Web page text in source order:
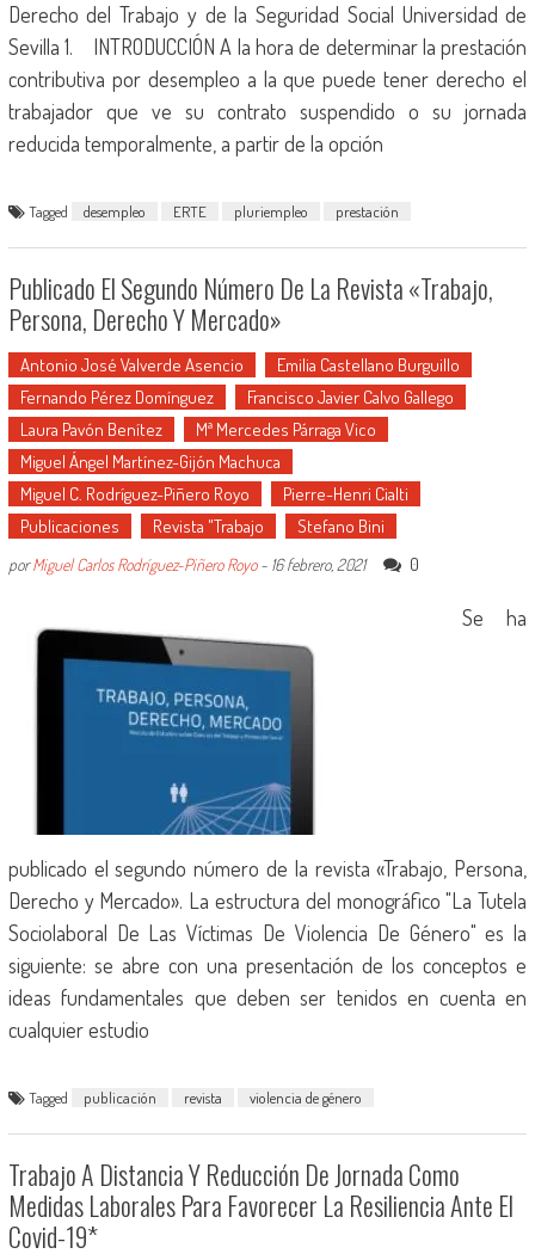
Derecho del Trabajo y de la Seguridad Social Universidad de
Sevilla 1. INTRODUCCIÓN A la hora de determinar la prestación
contributiva por desempleo a la que puede tener derecho el
trabajador que ve su contrato suspendido o su jornada
reducida temporalmente, a partir de la opción
Tagged desempleo ERTE pluriempleo prestación
Publicado El Segundo Número De La Revista «Trabajo,
Persona, Derecho Y Mercado»
Antonio José Valverde Asencio
Emilia Castellano Burguillo
Fernando Pérez Domínguez
Francisco Javier Calvo Gallego
Laura Pavón Benítez
Mª Mercedes Párraga Vico
Miguel Ángel Martínez-Gijón Machuca
Miguel C. Rodríguez-Piñero Royo
Pierre-Henri Cialti
Publicaciones
Revista "Trabajo Stefano Bini
porMiguel Carlos Rodríguez-Piñero Royo- 16 febrero, 2021 0
Se ha
publicado el segundo número de la revista «Trabajo, Persona,
Derecho y Mercado». La estructura del monográfico "La Tutela
Sociolaboral De Las Víctimas De Violencia De Género" es la
siguiente: se abre con una presentación de los conceptos e
ideas fundamentales que deben ser tenidos en cuenta en
cualquier estudio
Tagged publicación revista violencia de género
Trabajo A Distancia Y Reducción De Jornada Como
Medidas Laborales Para Favorecer La Resiliencia Ante El
Covid-19*